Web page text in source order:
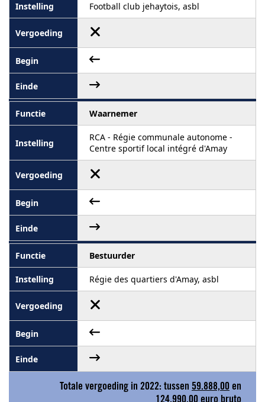
Football club jehaytois, asbl
Waarnemer
RCA - Régie communale autonome -
Centre sportif local intégré d'Amay
Bestuurder
Régie des quartiers d'Amay, asbl
Totale vergoeding in 2022: tussen 59.888,00 en